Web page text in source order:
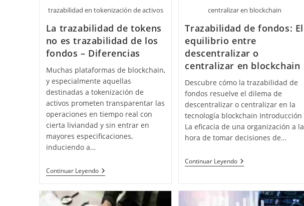
trazabilidad en tokenización de activos
La trazabilidad de tokens
no es trazabilidad de los
fondos – Diferencias
Muchas plataformas de blockchain,
y especialmente aquellas
destinadas a tokenización de
activos prometen transparentar las
operaciones en tiempo real con
cierta liviandad y sin entrar en
mayores especificaciones,
induciendo a…
Continuar LeyendoLa
Trazabilidad
Tokens
No
centralizar en blockchain
Trazabilidad de fondos: El
equilibrio entre
descentralizar o
centralizar en blockchain
Descubre cómo la trazabilidad de
fondos resuelve el dilema de
descentralizar o centralizar en la
tecnología blockchain Introducción
La eficacia de una organización a la
hora de tomar decisiones de…
Continuar LeyendoTrazabilidad
De
Equilibrio
Entre